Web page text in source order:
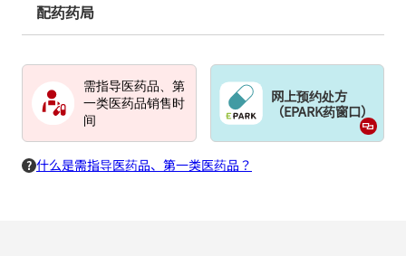
配药药局
需指导医药品、第
一类医药品销售时
间
网上预约处方
（EPARK药窗口）
什么是需指导医药品、第一类医药品？